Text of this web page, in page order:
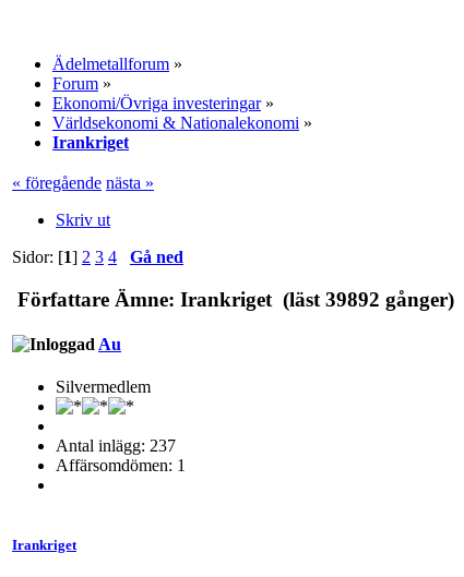
Ädelmetallforum »
Forum »
Ekonomi/Övriga investeringar»
Världsekonomi & Nationalekonomi »
Irankriget
« föregående nästa »
Skriv ut
Sidor: [1] 2 3 4 Gå ned
Författare Ämne: Irankriget (läst 39892 gånger)
Au
Silvermedlem
Antal inlägg: 237
Affärsomdömen: 1
Irankriget